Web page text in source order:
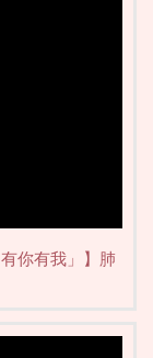
你有我」】肺